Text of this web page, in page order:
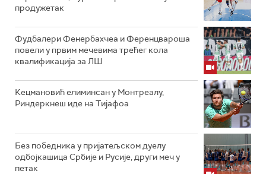
продужетак
Фудбалери Фенербахчеа и Ференцвароша
повели у првим мечевима трећег кола
квалификација за ЛШ
Кецмановић елиминсан у Монтреалу,
Риндеркнеш иде на Тијафоа
Без победника у пријатељском дуелу
одбојкашица Србије и Русије, други меч у
петак